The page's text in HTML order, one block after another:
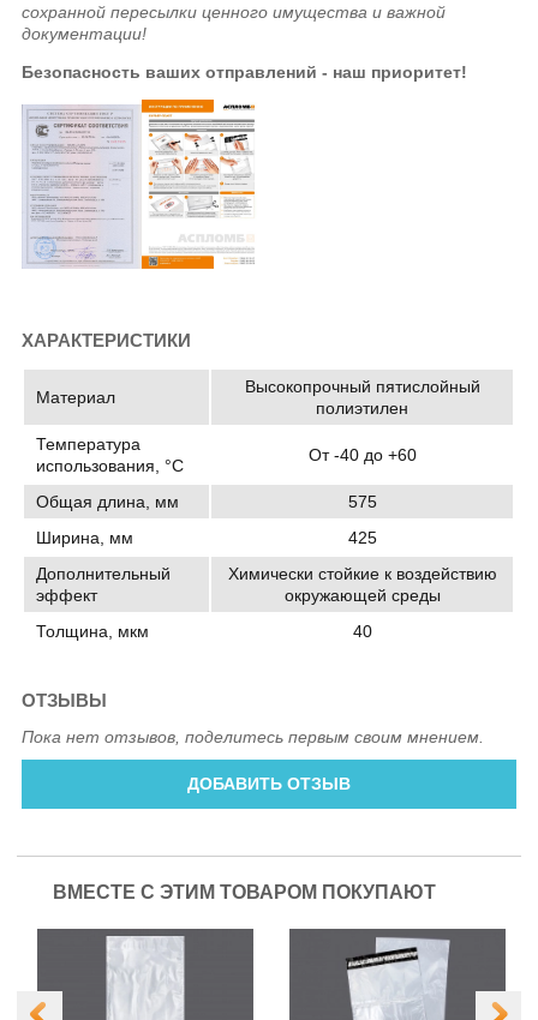
сохранной пересылки ценного имущества и важной
документации!
Безопасность ваших отправлений - наш приоритет!
ХАРАКТЕРИСТИКИ
Материал
Высокопрочный пятислойный
полиэтилен
Температура
использования, °C
От -40 до +60
Общая длина, мм
575
Ширина, мм
425
Дополнительный
эффект
Химически стойкие к воздействию
окружающей среды
Толщина, мкм
40
ОТЗЫВЫ
Пока нет отзывов, поделитесь первым своим мнением.
ДОБАВИТЬ ОТЗЫВ
ВМЕСТЕ С ЭТИМ ТОВАРОМ ПОКУПАЮТ